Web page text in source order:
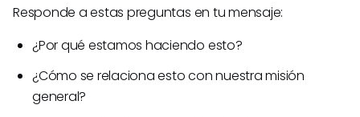
Responde a estas preguntas en tu mensaje:
¿Por qué estamos haciendo esto?
¿Cómo se relaciona esto con nuestra misión
general?